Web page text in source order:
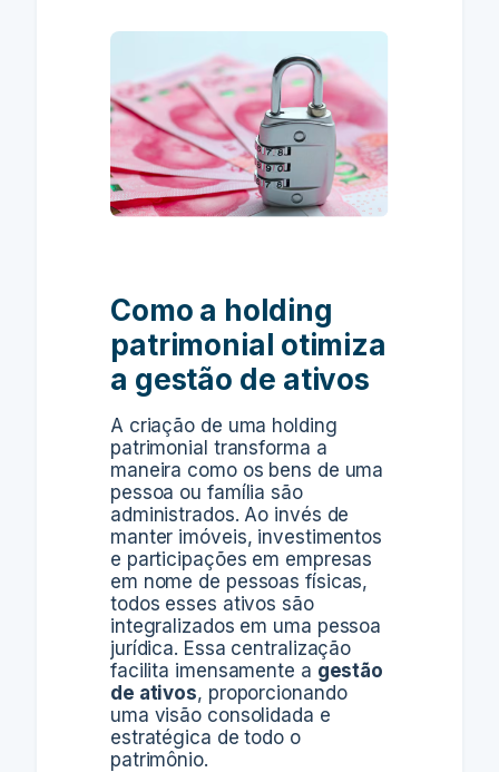
Como a holding
patrimonial otimiza
a gestão de ativos
A criação de uma holding
patrimonial transforma a
maneira como os bens de uma
pessoa ou família são
administrados. Ao invés de
manter imóveis, investimentos
e participações em empresas
em nome de pessoas físicas,
todos esses ativos são
integralizados em uma pessoa
jurídica. Essa centralização
facilita imensamente a gestão
de ativos, proporcionando
uma visão consolidada e
estratégica de todo o
patrimônio.